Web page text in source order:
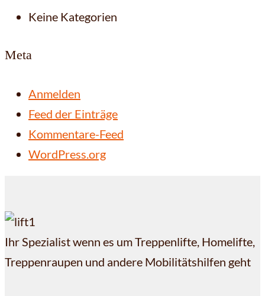
Keine Kategorien
Meta
Anmelden
Feed der Einträge
Kommentare-Feed
WordPress.org
Ihr Spezialist wenn es um Treppenlifte, Homelifte,
Treppenraupen und andere Mobilitätshilfen geht